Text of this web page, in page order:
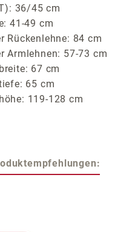
36/45 cm
41-49 cm
Rückenlehne: 84 cm
Armlehnen: 57-73 cm
67 cm
65 cm
119-128 cm